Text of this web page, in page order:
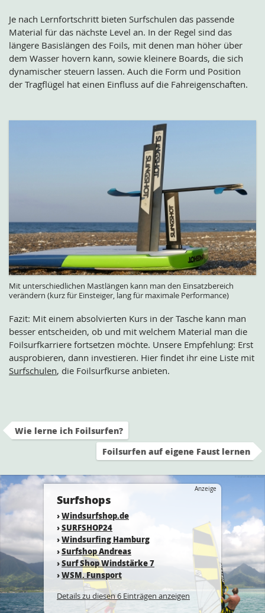
Je nach Lernfortschritt bieten Surfschulen das passende
Material für das nächste Level an. In der Regel sind das
längere Basislängen des Foils, mit denen man höher über
dem Wasser hovern kann, sowie kleinere Boards, die sich
dynamischer steuern lassen. Auch die Form und Position
der Tragflügel hat einen Einfluss auf die Fahreigenschaften.
Mit unterschiedlichen Mastlängen kann man den Einsatzbereich
verändern (kurz für Einsteiger, lang für maximale Performance)
Fazit: Mit einem absolvierten Kurs in der Tasche kann man
besser entscheiden, ob und mit welchem Material man die
Foilsurfkarriere fortsetzen möchte. Unsere Empfehlung: Erst
ausprobieren, dann investieren. Hier findet ihr eine Liste mit
Surfschulen, die Foilsurfkurse anbieten.
Wie lerne ich Foilsurfen?
Foilsurfen auf eigene Faust lernen
Anzeige
Surfshops
›Windsurfshop.de
›SURFSHOP24
›Windsurfing Hamburg
›Surfshop Andreas
›Surf Shop Windstärke 7
›WSM. Funsport
Details zu diesen 6 Einträgen anzeigen